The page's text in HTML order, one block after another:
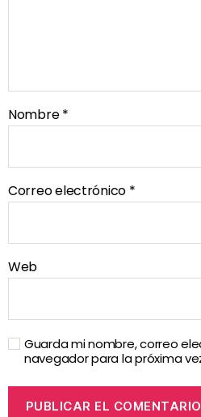
Nombre*
Correo electrónico *
Web
Guarda mi nombre, correo
navegador para la próxima